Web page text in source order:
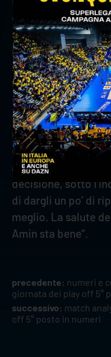
essere
sono importanti,
non sia decisiva e il
squadra e
Ovvio che è più
forte, domani
forte che ci ha
regular season.
certamente
arrabbiato. Mozic?
decisione, sotto
di dargli un po’ di
meglio. La salute
Amin sta bene”.
precedente: numeri e
giornata dei play off 5°
successivo: match
off 5° posto in numeri